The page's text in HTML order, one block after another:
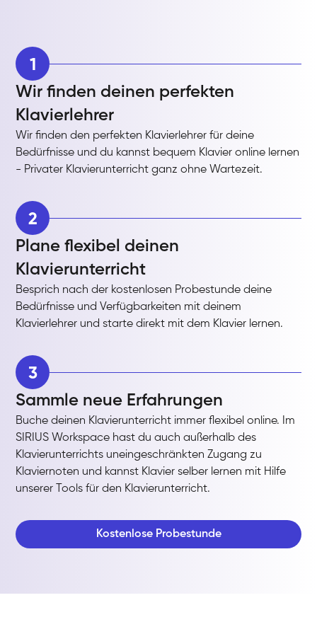
1
Wir finden deinen perfekten
Klavierlehrer
Wir finden den perfekten Klavierlehrer für deine
Bedürfnisse und du kannst bequem Klavier online lernen
- Privater Klavierunterricht ganz ohne Wartezeit.
2
Plane flexibel deinen
Klavierunterricht
Besprich nach der kostenlosen Probestunde deine
Bedürfnisse und Verfügbarkeiten mit deinem
Klavierlehrer und starte direkt mit dem Klavier lernen.
3
Sammle neue Erfahrungen
Buche deinen Klavierunterricht immer flexibel online. Im
SIRIUS Workspace hast du auch außerhalb des
Klavierunterrichts uneingeschränkten Zugang zu
Klaviernoten und kannst Klavier selber lernen mit Hilfe
unserer Tools für den Klavierunterricht.
Kostenlose Probestunde